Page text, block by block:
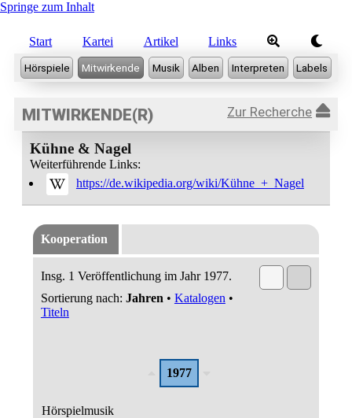
Springe zum Inhalt
Start Kartei Artikel Links
MITWIRKENDE(R) Zur Recherche
Kühne & Nagel
Weiterführende Links:
https://de.wikipedia.org/wiki/Kühne_+_Nagel
Kooperation
Insg. 1 Veröffentlichung im Jahr 1977.
Sortierung nach: Jahren • Katalogen •
Titeln
1977
Hörspielmusik